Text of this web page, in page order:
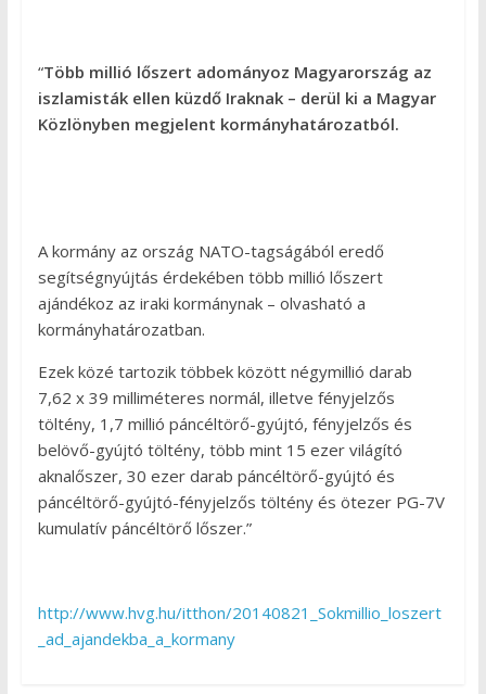
“Több millió lőszert adományoz Magyarország az
iszlamisták ellen küzdő Iraknak – derül ki a Magyar
Közlönyben megjelent kormányhatározatból.
A kormány az ország NATO-tagságából eredő
segítségnyújtás érdekében több millió lőszert
ajándékoz az iraki kormánynak – olvasható a
kormányhatározatban.
Ezek közé tartozik többek között négymillió darab
7,62 x 39 milliméteres normál, illetve fényjelzős
töltény, 1,7 millió páncéltörő-gyújtó, fényjelzős és
belövő-gyújtó töltény, több mint 15 ezer világító
aknalőszer, 30 ezer darab páncéltörő-gyújtó és
páncéltörő-gyújtó-fényjelzős töltény és ötezer PG-7V
kumulatív páncéltörő lőszer.”
http://www.hvg.hu/itthon/20140821_Sokmillio_loszert
_ad_ajandekba_a_kormany